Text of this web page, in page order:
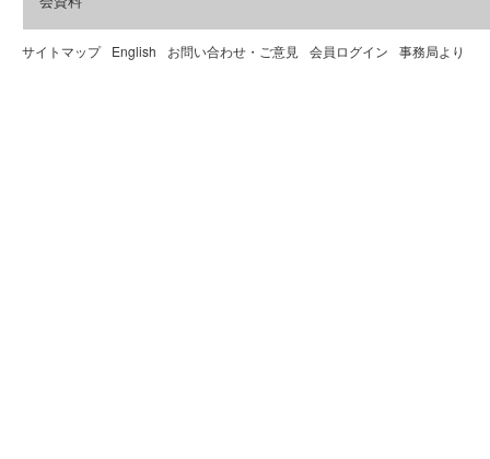
サイトマップ English お問い合わせ・ご意見 会員ログイン 事務局より